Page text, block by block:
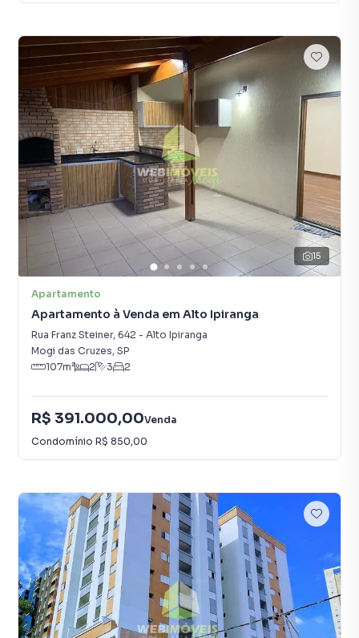
15
Apartamento
Apartamento à Venda em Alto Ipiranga
Rua Franz Steiner, 642 - Alto Ipiranga
Mogi das Cruzes, SP
107m² 2 3 2
R$ 391.000,00Venda
Condomínio R$ 850,00